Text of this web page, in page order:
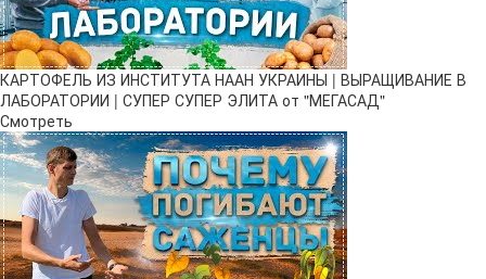
КАРТОФЕЛЬ ИЗ ИНСТИТУТА НААН УКРАИНЫ | ВЫРАЩИВАНИЕ В
ЛАБОРАТОРИИ | СУПЕР СУПЕР ЭЛИТА от "МЕГАСАД"
Смотреть